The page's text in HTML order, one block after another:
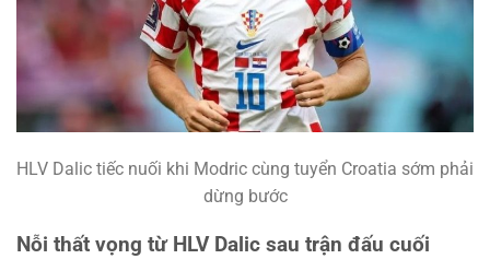
HLV Dalic tiếc nuối khi Modric cùng tuyển Croatia sớm phải
dừng bước
Nỗi thất vọng từ HLV Dalic sau trận đấu cuối